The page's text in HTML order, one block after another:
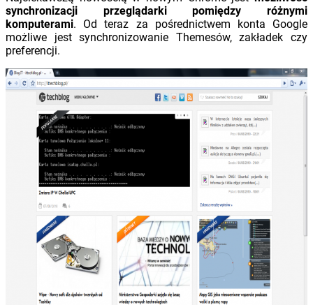
synchronizacji przeglądarki pomiędzy różnymi
komputerami. Od teraz za pośrednictwem konta Google
możliwe jest synchronizowanie Themesów, zakładek czy
preferencji.